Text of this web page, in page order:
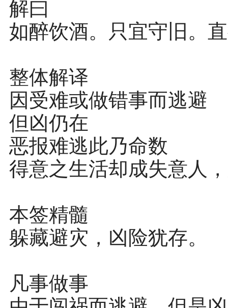
解曰
如醉饮酒。只宜守旧。
整体解译
因受难或做错事而逃避
但凶仍在
恶报难逃此乃命数
得意之生活却成失意人
本签精髓
躲藏避灾，凶险犹存。
凡事做事